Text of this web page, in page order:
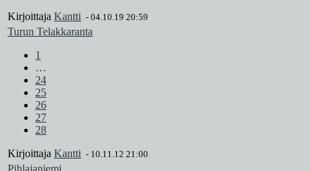
Kirjoittaja Kantti - 04.10.19 20:59
Turun Telakkaranta
1
…
24
25
26
27
28
Kirjoittaja Kantti - 10.11.12 21:00